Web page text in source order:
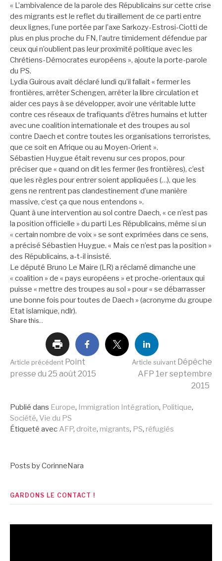
« L’ambivalence de la parole des Républicains sur cette crise
des migrants est le reflet du tiraillement de ce parti entre
deux lignes, l’une portée par l’axe Sarkozy-Estrosi-Ciotti de
plus en plus proche du FN, l’autre timidement défendue par
ceux qui n’oublient pas leur proximité politique avec les
Chrétiens-Démocrates européens », ajoute la porte-parole
du PS.
Lydia Guirous avait déclaré lundi qu’il fallait « fermer les
frontières, arrêter Schengen, arrêter la libre circulation et
aider ces pays à se développer, avoir une véritable lutte
contre ces réseaux de trafiquants d’êtres humains et lutter
avec une coalition internationale et des troupes au sol
contre Daech et contre toutes les organisations terroristes,
que ce soit en Afrique ou au Moyen-Orient ».
Sébastien Huygue était revenu sur ces propos, pour
préciser que « quand on dit les fermer (les frontières), c’est
que les règles pour entrer soient appliquées (…), que les
gens ne rentrent pas clandestinement d’une manière
massive, c’est ça que nous entendons ».
Quant à une intervention au sol contre Daech, « ce n’est pas
la position officielle » du parti Les Républicains, même si un
« certain nombre de voix » se sont exprimées dans ce sens,
a précisé Sébastien Huygue. « Mais ce n’est pas la position »
des Républicains, a-t-il insisté.
Le député Bruno Le Maire (LR) a réclamé dimanche une
« coalition » de « pays européens » et proche-orientaux qui
puisse « mettre des troupes au sol » pour « se débarrasser
une bonne fois pour toutes de Daech » (acronyme du groupe
Etat islamique, ndlr).
Share this...
Lire
la
suite
Article précédent Point
presse du 25 août 2015
Article suivant Dépêche
AFP 1er septembre
2015
Publié dans Europe, Immigration Intégration, Politique,
Société, Vie du PS
Étiqueté avec AFP, droite, migrants, PS, réfugiés
Posts by CorinneNara
GARDONS LE CONTACT !